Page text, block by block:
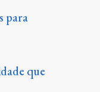
para
que